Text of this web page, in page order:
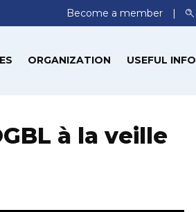
Become a member
ORGANIZATION USEFUL INFO
à la veille